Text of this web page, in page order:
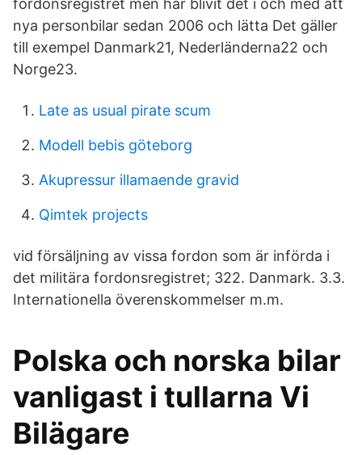
fordonsregistret men har blivit det i och med att
nya personbilar sedan 2006 och lätta Det gäller
till exempel Danmark21, Nederländerna22 och
Norge23.
Late as usual pirate scum
Modell bebis göteborg
Akupressur illamaende gravid
Qimtek projects
vid försäljning av vissa fordon som är införda i
det militära fordonsregistret; 322. Danmark. 3.3.
Internationella överenskommelser m.m.
Polska och norska bilar
vanligast i tullarna Vi
Bilägare